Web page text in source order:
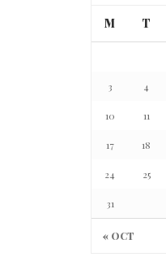
M T
« OCT
3 4
10 11
17 18
24 25
31